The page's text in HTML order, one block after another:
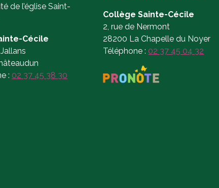
de l’église Saint-
Cécile
: 02 37 45 38 30
Collège Sainte-Cécile
2, rue de Nermont
28200 La Chapelle du Noyer
Téléphone : 02 37 45 04 32